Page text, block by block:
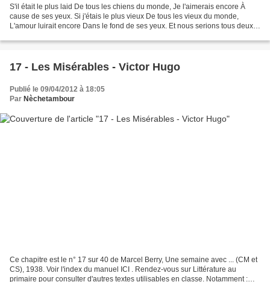
S'il était le plus laid De tous les chiens du monde, Je l'aimerais encore À
cause de ses yeux. Si j'étais le plus vieux De tous les vieux du monde,
L'amour luirait encore Dans le fond de ses yeux. Et nous serions tous deux,
17 - Les Misérables - Victor Hugo
Publié le 09/04/2012 à 18:05
Par Nèchetambour
Ce chapitre est le n° 17 sur 40 de Marcel Berry, Une semaine avec ... (CM et
CS), 1938. Voir l'index du manuel ICI . Rendez-vous sur Littérature au
primaire pour consulter d'autres textes utilisables en classe. Notamment :